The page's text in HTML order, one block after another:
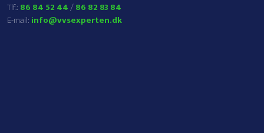
​Tlf.: 86 84 52 44/86 82 83 84
E-mail: info@vvsexperten.dk